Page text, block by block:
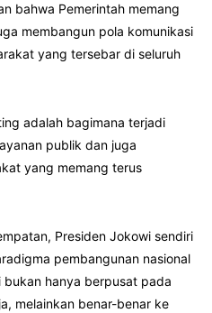
bahwa Pemerintah memang
membangun pola komunikasi
yang tersebar di seluruh
adalah bagimana terjadi
publik dan juga
yang memang terus
Presiden Jokowi sendiri
pembangunan nasional
hanya berpusat pada
melainkan benar-benar ke